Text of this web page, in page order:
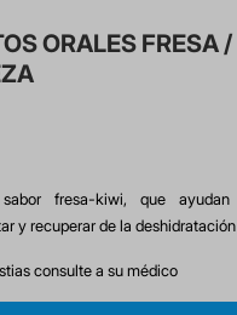
ORALES FRESA
sabor fresa-kiwi, que
y recuperar de la deshidratación
consulte a su médico